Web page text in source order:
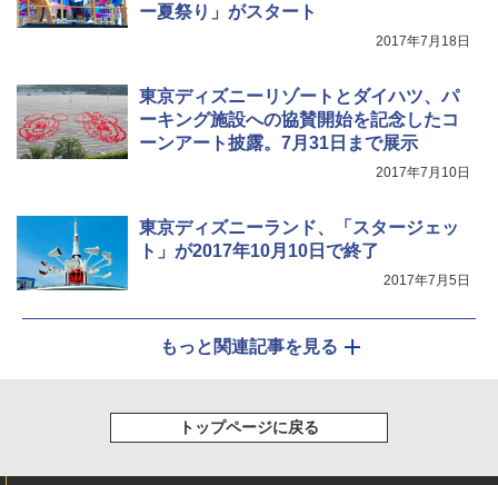
ー夏祭り」がスタート
2017年7月18日
東京ディズニーリゾートとダイハツ、パ
ーキング施設への協賛開始を記念したコ
ーンアート披露。7月31日まで展示
2017年7月10日
東京ディズニーランド、「スタージェッ
ト」が2017年10月10日で終了
2017年7月5日
もっと関連記事を見る
トップページに戻る